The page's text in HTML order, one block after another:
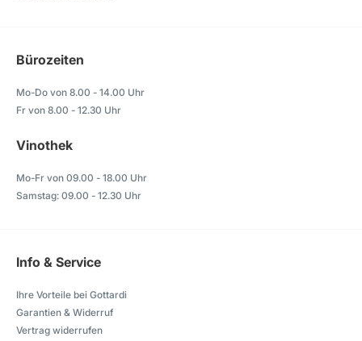
Bürozeiten
Mo-Do von 8.00 - 14.00 Uhr
Fr von 8.00 - 12.30 Uhr
Vinothek
Mo-Fr von 09.00 - 18.00 Uhr
Samstag: 09.00 - 12.30 Uhr
Info & Service
Ihre Vorteile bei Gottardi
Garantien & Widerruf
Vertrag widerrufen